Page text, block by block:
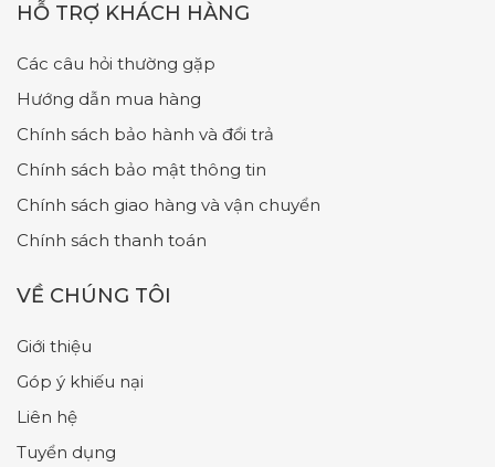
HỖ TRỢ KHÁCH HÀNG
Các câu hỏi thường gặp
Hướng dẫn mua hàng
Chính sách bảo hành và đổi trả
Chính sách bảo mật thông tin
Chính sách giao hàng và vận chuyển
Chính sách thanh toán
VỀ CHÚNG TÔI
Giới thiệu
Góp ý khiếu nại
Liên hệ
Tuyển dụng